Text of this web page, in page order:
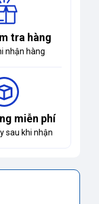
tra hàng
nhận hàng
miễn phí
sau khi nhận